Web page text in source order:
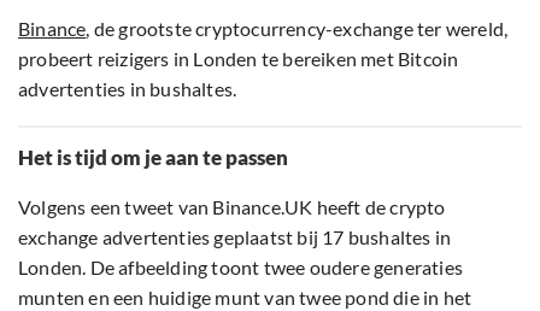
Binance, de grootste cryptocurrency-exchange ter wereld,
probeert reizigers in Londen te bereiken met Bitcoin
advertenties in bushaltes.
Het is tijd om je aan te passen
Volgens een tweet van Binance.UK heeft de crypto
exchange advertenties geplaatst bij 17 bushaltes in
Londen. De afbeelding toont twee oudere generaties
munten en een huidige munt van twee pond die in het